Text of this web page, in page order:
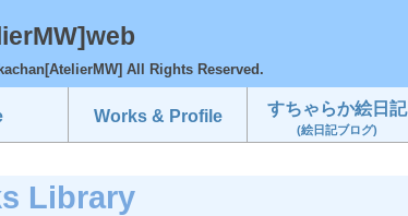
All Rights Reserved.
Works & Profile すちゃらか絵日記
(絵日記ブログ)
Library